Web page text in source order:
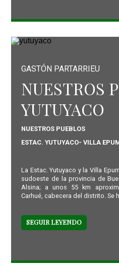
GASTÓN PARTARRIEU
NUESTROS
YUTUYACO
NUESTROS PUEBLOS
ESTAC. YUTUYACO- VILLA
La Estac. Yutuyaco y la Villa
sudoeste de la provincia de
Alsina; a unos 55 km
Carhué, cabecera del distrito. Se
SEGUIR LEYENDO